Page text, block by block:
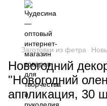
Заготовки из фетра
Новогодний
"Новогодний
аппликация, 30